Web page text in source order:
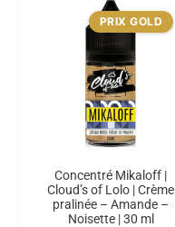
PRIX GOLD
Concentré Mikaloff |
Cloud’s of Lolo | Crème
pralinée – Amande –
Noisette | 30 ml